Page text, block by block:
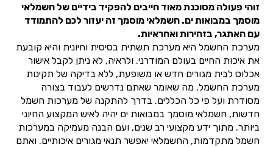
זוהי פעולה מסוכנת מאוד חייבים להפקיד בידיים של חשמלאי
מוסמך במבואות ים. חשמלאי מוסמך זה יעזור לכם להתמודד
עם האתגר, בזהירות ואחראיות.
מערכת החשמל היא מערכת תשתית בסיסית וחיונית והיא קובעת
את איכות החיים בעולם המודרני. ולראיה, לא ניתן לקבל אישור
אכלוס לבית מגורים חדש או משופעת, ללא בדיקה של תקינות
מערכת החשמל. מה שאומר שאתם נדרשים לעבוד בצורה
מסודרת ועל פי כל הכללים. בדרך להתקנה של מערכות חשמל
חדשות, חשמלאי מוסמך במבואות ים יהיה לאיש המקצוע החיוני
ביותר. מתוך ידע מקצועי רב שנים, ועם הבנה מעמיקה במערכות
חשמל מתקדמות, החשמלאי יאפשר תנאי מגורים איכותיים. ואתם